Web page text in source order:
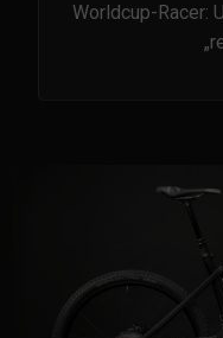
Worldcup-Racer: